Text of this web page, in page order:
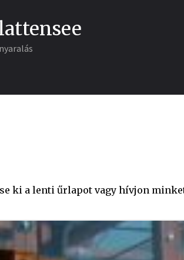
ki a lenti űrlapot vagy hívjon